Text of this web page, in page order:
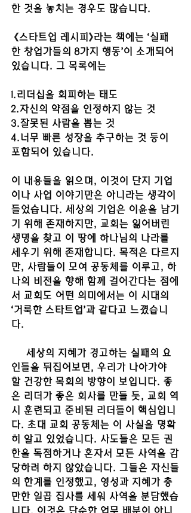
한 것을 놓치는 경우도 많습니다.
한 창업가들의 8가지 행동’이 소개되어
있습니다. 그 목록에는
1.리더십을 회피하는 태도
2.자신의 약점을 인정하지 않는 것
3.잘못된 사람을 뽑는 것
4.너무 빠른 성장을 추구하는 것 등이
포함되어 있습니다.
이 내용들을 읽으며, 이것이 단지 기업
이나 사업 이야기만은 아니라는 생각이
들었습니다. 세상의 기업은 이윤을 남기
기 위해 존재하지만, 교회는 잃어버린
생명을 찾고 이 땅에 하나님의 나라를
세우기 위해 존재합니다. 목적은 다르지
만, 사람들이 모여 공동체를 이루고, 하
나의 비전을 향해 함께 걸어간다는 점에
서 교회도 어떤 의미에서는 이 시대의
‘거룩한 스타트업’과 같다고 느꼈습니
다.
세상의 지혜가 경고하는 실패의 요
인들을 뒤집어보면, 우리가 나아가야
할 건강한 목회의 방향이 보입니다. 좋
은 리더가 좋은 회사를 만들 듯, 교회 역
시 훈련되고 준비된 리더들이 핵심입니
다. 초대 교회 공동체는 이 사실을 명확
히 알고 있었습니다. 사도들은 모든 권
한을 독점하거나 혼자서 모든 사역을 감
당하려 하지 않았습니다. 그들은 자신들
의 한계를 인정했고, 영성과 지혜가 충
만한 일곱 집사를 세워 사역을 분담했습
니다. 이것은 단순한 업무 배분이 아니